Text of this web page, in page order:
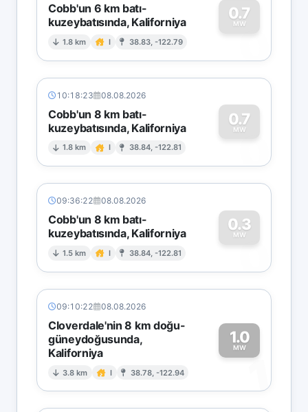
Cobb'un 6 km batı-
kuzeybatısında, Kaliforniya
1.8 km I 38.83, -122.79
0.7
MW
0
10:18:23 08.08.2026
Cobb'un 8 km batı-
kuzeybatısında, Kaliforniya
1.8 km I 38.84, -122.81
0.7
MW
0
09:36:22 08.08.2026
Cobb'un 8 km batı-
kuzeybatısında, Kaliforniya
1.5 km I 38.84, -122.81
0.3
MW
0
09:10:22 08.08.2026
Cloverdale'nin 8 km doğu-
güneydoğusunda,
Kaliforniya
3.8 km I 38.78, -122.94
1.0
MW
1